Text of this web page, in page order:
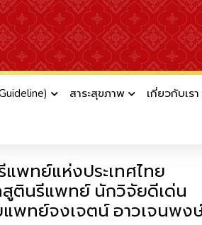
สาระสุขภาพ เกี่ยวกับเรา
จเอก นายแพทย์จงเจตน์
แพทย์แห่งประเทศไทย
สูตินรีแพทย์ นักวิจัยดีเด่น
แพทย์จงเจตน์ อาวเจนพง